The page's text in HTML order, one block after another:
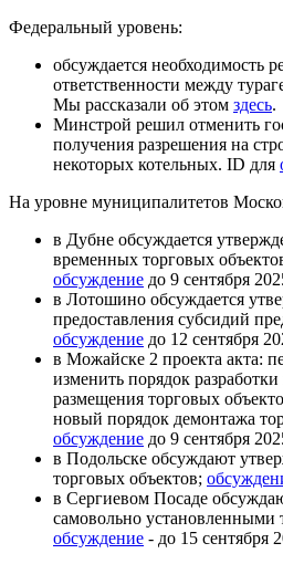
Федеральный уровень:
обсуждается необходимость
ответственности между
Мы рассказали об этом здесь.
Минстрой решил отменить
получения разрешения на
некоторых котельных. ID для
На уровне муниципалитетов
в Дубне обсуждается
временных торговых
обсуждение до 9 сентября
в Лотошино обсуждается
предоставления субсидий
обсуждение до 12 сентября
в Можайске 2 проекта акта:
изменить порядок
размещения торговых
новый порядок демонтажа
обсуждение до 9 сентября
в Подольске обсуждают
торговых объектов;
в Сергиевом Посаде
самовольно установленными
обсуждение - до 15 сентября